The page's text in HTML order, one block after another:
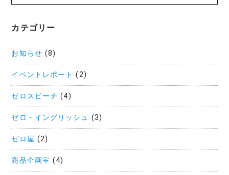
カテゴリー
お知らせ (8)
イベントレポート (2)
ゼロスピーチ (4)
ゼロ・イングリッシュ (3)
ゼロ屋 (2)
商品企画室 (4)